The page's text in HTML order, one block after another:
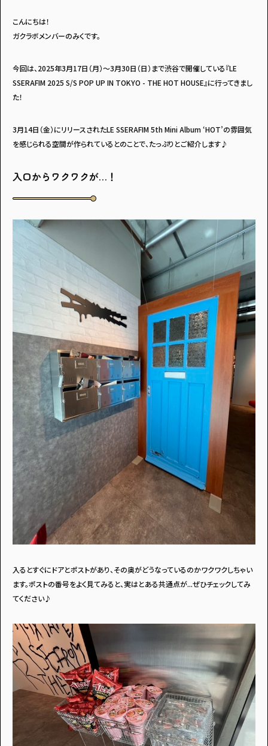
答えて
イベントに参加しよう！
・マイナビティーンズについて
・個人情報について
・読者プレゼント
・利用規約
・お問い合わせ
・広告掲載のお問い合わせ
こんにちは！
ガクラボメンバーのみくです。
今回は、2025年3月17日（月）～3月30日（日）まで渋谷で開催している『LE
SSERAFIM 2025 S/S POP UP IN TOKYO - THE HOT HOUSE』に行ってきまし
た！
3月14日（金）にリリースされたLE SSERAFIM 5th Mini Album ‘HOT’の雰囲気
を感じられる空間が作られているとのことで、たっぷりとご紹介します♪
入口からワクワクが…！
入るとすぐにドアとポストがあり、その奥がどうなっているのかワクワクしちゃい
ます。ポストの番号をよく見てみると、実はとある共通点が...ぜひチェックしてみ
てください♪